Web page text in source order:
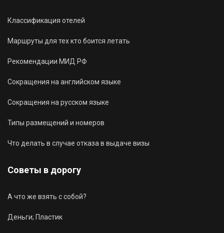
Классификация отелей
Маршруты для тех кто боится летать
Рекомендации МИД РФ
Сокращения на английском языке
Сокращения на русском языке
Типы размещений и номеров
Что делать в случае отказа в выдаче визы
Советы в дорогу
А что же взять с собой?
Деньги; Пластик